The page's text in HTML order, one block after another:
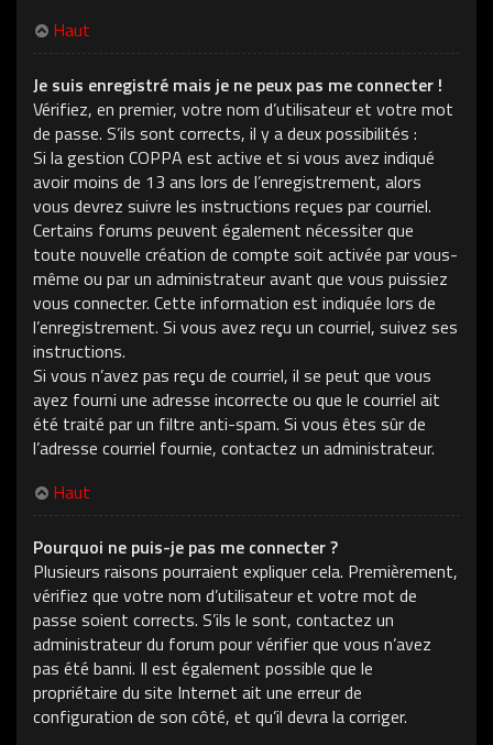
Haut
Je suis enregistré mais je ne peux pas me connecter !
Vérifiez, en premier, votre nom d’utilisateur et votre mot
de passe. S’ils sont corrects, il y a deux possibilités :
Si la gestion COPPA est active et si vous avez indiqué
avoir moins de 13 ans lors de l’enregistrement, alors
vous devrez suivre les instructions reçues par courriel.
Certains forums peuvent également nécessiter que
toute nouvelle création de compte soit activée par vous-
même ou par un administrateur avant que vous puissiez
vous connecter. Cette information est indiquée lors de
l’enregistrement. Si vous avez reçu un courriel, suivez ses
instructions.
Si vous n’avez pas reçu de courriel, il se peut que vous
ayez fourni une adresse incorrecte ou que le courriel ait
été traité par un filtre anti-spam. Si vous êtes sûr de
l’adresse courriel fournie, contactez un administrateur.
Haut
Pourquoi ne puis-je pas me connecter ?
Plusieurs raisons pourraient expliquer cela. Premièrement,
vérifiez que votre nom d’utilisateur et votre mot de
passe soient corrects. S’ils le sont, contactez un
administrateur du forum pour vérifier que vous n’avez
pas été banni. Il est également possible que le
propriétaire du site Internet ait une erreur de
configuration de son côté, et qu’il devra la corriger.